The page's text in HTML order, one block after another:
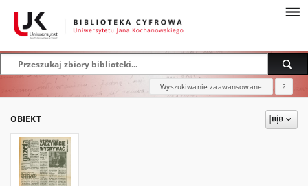
Wyszukiwanie zaawansowane ?
OBIEKT